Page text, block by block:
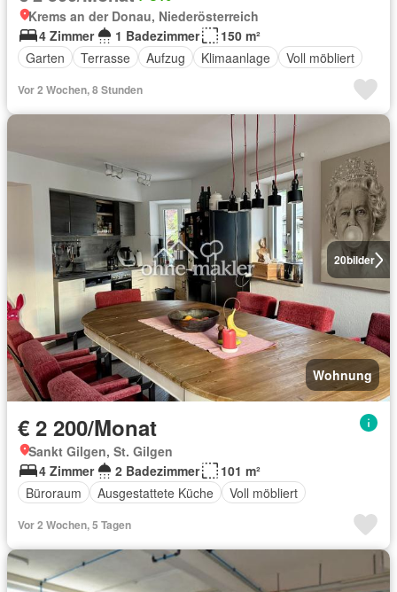
Krems an der Donau, Niederösterreich
4 Zimmer
1 Badezimmer
150 m²
Garten
Terrasse Aufzug Klimaanlage Voll möbliert
Vor 2 Wochen, 8 Stunden
20bilder
Wohnung
€ 2 200/Monat
Sankt Gilgen, St. Gilgen
4 Zimmer
2 Badezimmer
101 m²
Büroraum
Ausgestattete Küche Voll möbliert
Vor 2 Wochen, 5 Tagen